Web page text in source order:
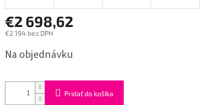
€2 698,62
€2 194 bez DPH
cena:
Na objednávku
Pridať do košíka